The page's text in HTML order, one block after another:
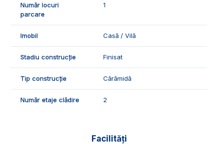
Număr locuri
parcare
1
Imobil Casă / Vilă
Stadiu construcție Finisat
Tip construcție Cărămidă
Număr etaje clădire 2
Facilități